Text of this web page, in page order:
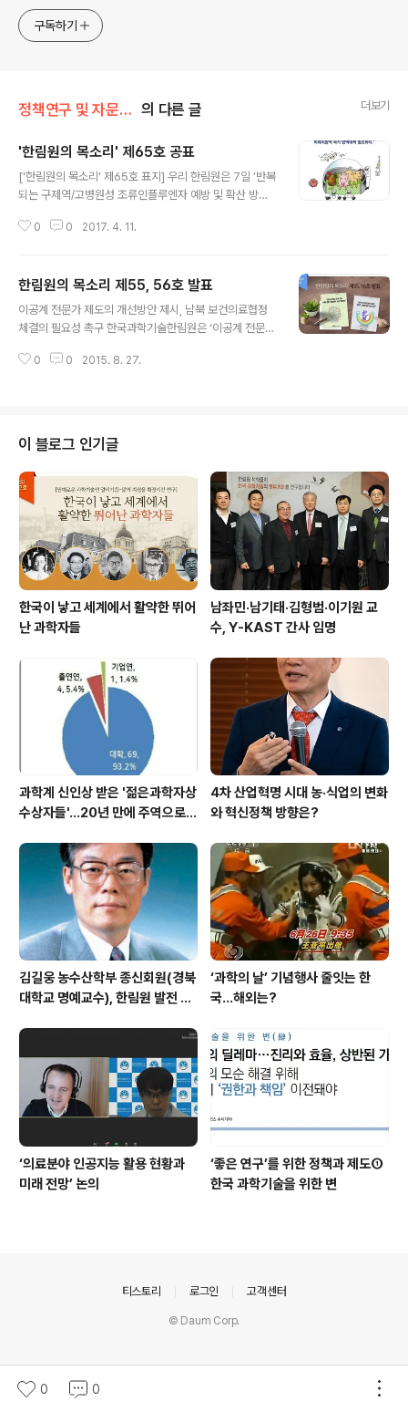
구독하기
정책연구 및 자문/한림원의 목소리 의 다른 글 더보기
'한림원의 목소리' 제65호 공표
['한림원의 목소리' 제65호 표지] 우리 한림원은 7일 ‘반복
되는 구제역/고병원성 조류인플루엔자 예방 및 확산 방지
공표했다. 이번 65호 한림원의 목소리에서는 구제역과 고
현 가능한 정책들을 제시했다. 구체적인 제안사항에는 △
국가 재난형 동물질병과 추후 국내 유입이 우려되는 가축
전염병의 예방 및 확산 방지를 위한 정부, 축산농가, 소비
조류인플루엔자 바이러스에 대한 백신 개발과 백신을 이용
0 0 2017. 4. 11.
한림원의 목소리 제55, 56호 발표
이공계 전문가 제도의 개선방안 제시, 남북 보건의료협정
체결의 필요성 촉구 한국과학기술한림원은 ‘이공계 전문가
담은 '한림원의 목소리' 제55, 56호를 발표했다. 먼저 “과
의 지식과 아이디어가 다양하게 표출되고 활용될 수 있도
록 그에 걸맞은 제도적 환경을 마련해주는 것은 국가의 의
무”라고 전제하고, “과학기술 인재의 핵심역량에 대한 국
가적 보호가 필요하다”고 강조했다. 이와 관련, 한림원은
기술사 제도 혁신의 필요성을 강조하며, ▲기술사 배출⋅관
리 법령인 기술사법과 국가기술자격법을 정비..
0 0 2015. 8. 27.
이 블로그 인기글
한국이 낳고 세계에서 활약한 뛰어
난 과학자들
남좌민·남기태·김형범·이기원 교
수, Y-KAST 간사 임명
과학계 신인상 받은 '젊은과학자상
수상자들'…20년 만에 주역으로
4차 산업혁명 시대 농·식업의 변화
와 혁신정책 방향은?
김길웅 농수산학부 종신회원(경북
대학교 명예교수), 한림원 발전 위
‘과학의 날’ 기념행사 줄잇는 한
국…해외는?
‘의료분야 인공지능 활용 현황과
미래 전망’ 논의
‘좋은 연구’를 위한 정책과 제도①
한국 과학기술을 위한 변
0 0
티스토리 로그인 고객센터
© Daum Corp.